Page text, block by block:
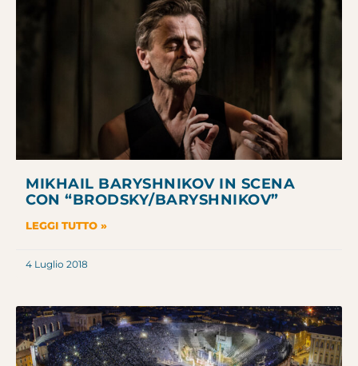
MIKHAIL BARYSHNIKOV IN SCENA
CON “BRODSKY/BARYSHNIKOV”
LEGGI TUTTO »
4 Luglio 2018